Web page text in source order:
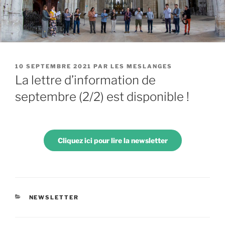
PUBLIÉ
LE
10 SEPTEMBRE 2021 PAR LES MESLANGES
La lettre d’information de
septembre (2/2) est disponible !
Cliquez ici pour lire la newsletter
CATÉGORIES
NEWSLETTER